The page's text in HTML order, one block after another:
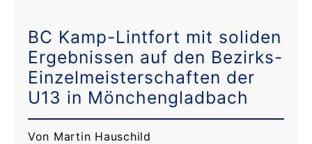
BC Kamp-Lintfort mit soliden
Ergebnissen auf den Bezirks-
Einzelmeisterschaften der
U13 in Mönchengladbach
Von Martin Hauschild